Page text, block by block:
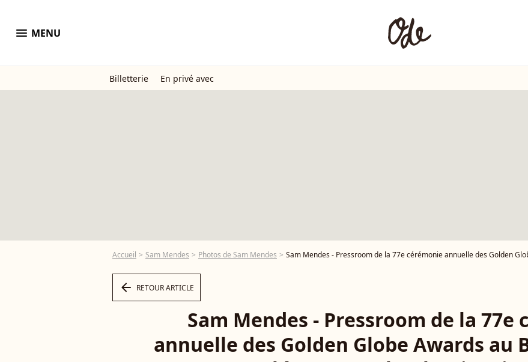
menu MENU
Billetterie En privé avec
Accueil Sam Mendes Photos de Sam Mendes Sam Mendes - Pressroom de la 77e cérémonie annuelle des Golden Globe Awards au
arrow_left RETOUR ARTICLE
Sam Mendes - Pressroom de la 77e
annuelle des Golden Globe Awards au